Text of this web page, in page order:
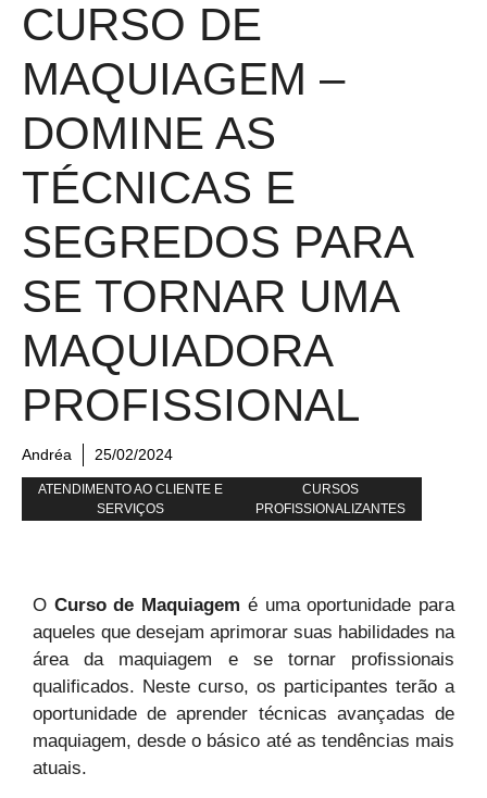
CURSO DE
MAQUIAGEM –
DOMINE AS
TÉCNICAS E
SEGREDOS PARA
SE TORNAR UMA
MAQUIADORA
PROFISSIONAL
Andréa 25/02/2024
ATENDIMENTO AO CLIENTE E
SERVIÇOS
CURSOS
PROFISSIONALIZANTES
O Curso de Maquiagem é uma oportunidade para
aqueles que desejam aprimorar suas habilidades na
área da maquiagem e se tornar profissionais
qualificados. Neste curso, os participantes terão a
oportunidade de aprender técnicas avançadas de
maquiagem, desde o básico até as tendências mais
atuais.